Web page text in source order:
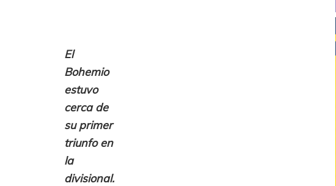
El
Bohemio
estuvo
cerca de
su primer
triunfo en
la
divisional.